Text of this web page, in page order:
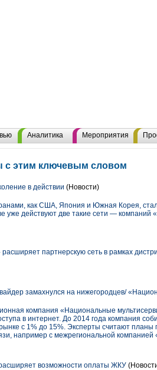
Аналитика Мероприятия
с этим ключевым словом
в действии (Новости)
как США, Япония и Южная Корея,
уже действуют две такие сети —
партнерскую сеть в рамках
замахнулся на нижегородцев/
компания «Национальные
в интернет. До 2014 года компания
с 1% до 15%. Эксперты считают
например с межрегиональной компанией
возможности оплаты ЖКУ